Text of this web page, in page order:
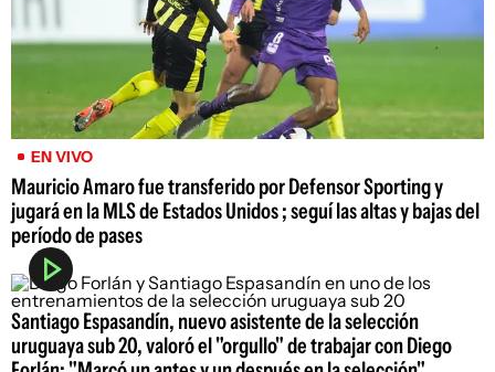
EN VIVO
Mauricio Amaro fue transferido por Defensor Sporting y
jugará en la MLS de Estados Unidos ; seguí las altas y bajas del
período de pases
Santiago Espasandín, nuevo asistente de la selección
uruguaya sub 20, valoró el "orgullo" de trabajar con Diego